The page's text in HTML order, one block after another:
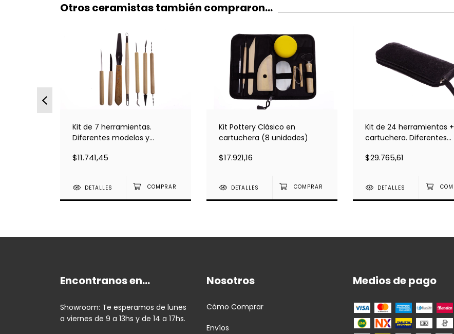
Otros ceramistas también compraron...
Kit de 7 herramientas.
Diferentes modelos y
$11.741,45
DETALLES
Kit Pottery Clásico en
cartuchera (8 unidades)
$17.921,16
DETALLES
Kit de 24 herramientas +
cartuchera. Diferentes
$29.765,61
DETALLES
Encontranos en...
Showroom: Te esperamos de lunes
a viernes de 9 a 13hs y de 14 a 17hs.
Nosotros
Cómo Comprar
Envíos
Medios de pago